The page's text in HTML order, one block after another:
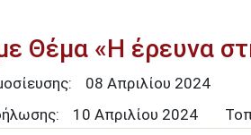
Θέμα «Η έρευνα
08 Απριλίου 2024
10 Απριλίου 2024